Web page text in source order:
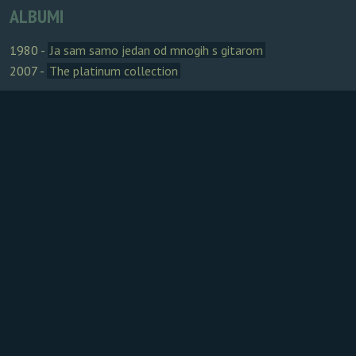
ALBUMI
1980 - Ja sam samo jedan od mnogih s gitarom
2007 - The platinum collection